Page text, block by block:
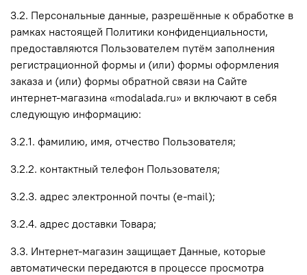
3.2. Персональные данные, разрешённые к обработке в
рамках настоящей Политики конфиденциальности,
предоставляются Пользователем путём заполнения
регистрационной формы и (или) формы оформления
заказа и (или) формы обратной связи на Сайте
интернет-магазина «modalada.ru» и включают в себя
следующую информацию:
3.2.1. фамилию, имя, отчество Пользователя;
3.2.2. контактный телефон Пользователя;
3.2.3. адрес электронной почты (e-mail);
3.2.4. адрес доставки Товара;
3.3. Интернет-магазин защищает Данные, которые
автоматически передаются в процессе просмотра